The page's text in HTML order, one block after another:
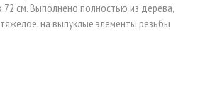
72 см. Выполнено полностью из дерева,
на выпуклые элементы резьбы